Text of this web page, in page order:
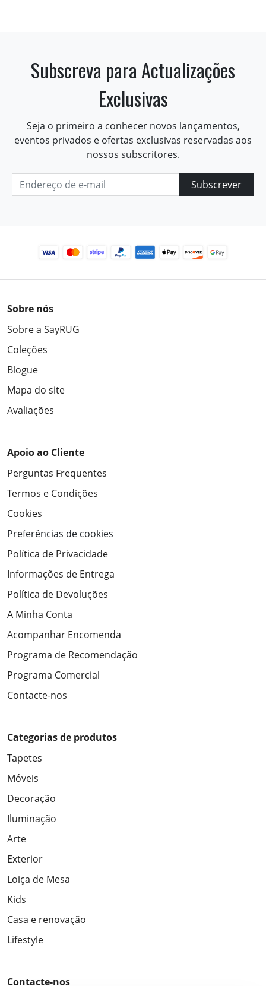
Subscreva para Actualizações
Exclusivas
Seja o primeiro a conhecer novos lançamentos,
eventos privados e ofertas exclusivas reservadas aos
nossos subscritores.
Subscrever
Sobre nós
Sobre a SayRUG
Coleções
Blogue
Mapa do site
Avaliações
Apoio ao Cliente
Perguntas Frequentes
Termos e Condições
Cookies
Preferências de cookies
Política de Privacidade
Informações de Entrega
Política de Devoluções
A Minha Conta
Acompanhar Encomenda
Programa de Recomendação
Programa Comercial
Contacte-nos
Categorias de produtos
Tapetes
Móveis
Decoração
Iluminação
Arte
Exterior
Loiça de Mesa
Kids
Casa e renovação
Lifestyle
Contacte-nos